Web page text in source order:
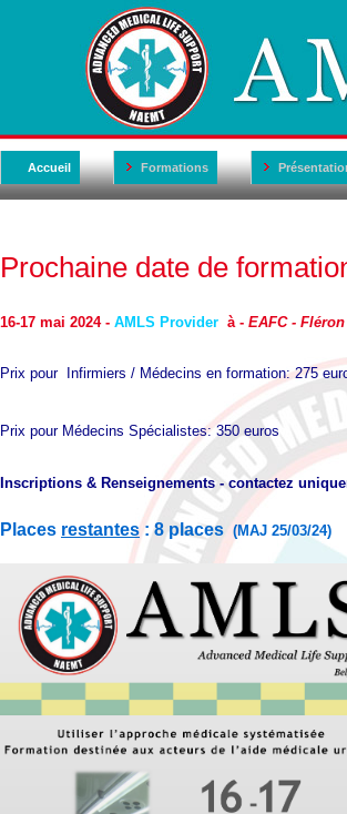
Accueil Formations
Prochaine date de
16-17 mai 2024 - AMLS Provider à - EAFC - Fléron
Prix pour Infirmiers / Médecins en formation: 275
Prix pour Médecins Spécialistes: 350 euros
Inscriptions & Renseignements - contactez
Places restantes : 8 places (MAJ 25/03/24)